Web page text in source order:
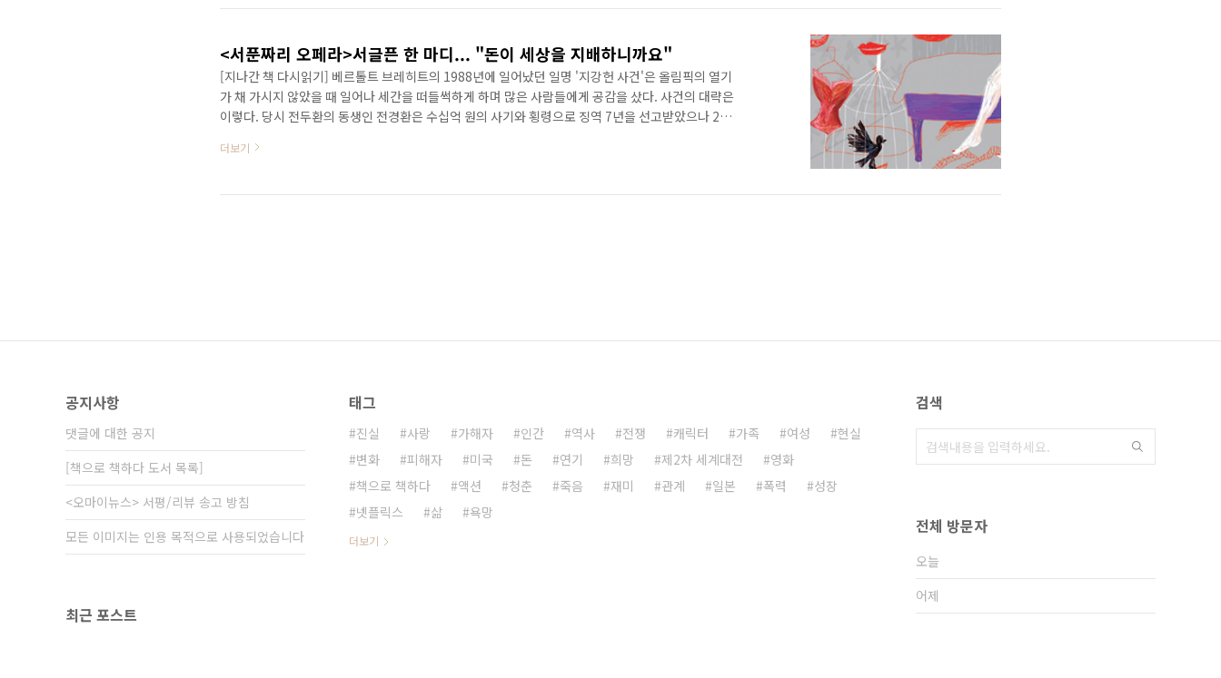
이루고 있다. 이는 오래된 전통 문화에서 기인한 바 강력한 여론의 힘도 한 몫 한다고 할 수 있겠다. 쾌
<서푼짜리 오페라>서글픈 한 마디... "돈이 세상을 지배하니까요"
[지나간 책 다시읽기] 베르톨트 브레히트의 1988년에 일어났던 일명 '지강헌 사건'은 올림픽의 열기
가 채 가시지 않았을 때 일어나 세간을 떠들썩하게 하며 많은 사람들에게 공감을 샀다. 사건의 대략은
이렇다. 당시 전두환의 동생인 전경환은 수십억 원의 사기와 횡령으로 징역 7년을 선고받았으나 2년
10~20년의 형량을 받았다. 이에 지강헌을 비롯한 12명의 미결수는 집단으로 탈주해 인질극을 벌이
'홀리데이'를 들으면서 깨진 유리로 자기 목을 그었다. 그리고 곧바로 경찰의 총에 맞고 죽었다. "돈 없
더보기
공지사항
댓글에 대한 공지
[책으로 책하다 도서 목록]
<오마이뉴스> 서평/리뷰 송고 방침
모든 이미지는 인용 목적으로 사용되었습니다
최근 포스트
태그
진실 사랑 가해자 인간 역사 전쟁 캐릭터 가족 여성
현실
변화
피해자 미국 돈 연기 희망 제2차 세계대전
영화
책으로 책하다
액션 청춘 죽음 재미 관계 일본 폭력
성장
넷플릭스
삶 욕망
더보기
검색
전체 방문자
오늘
어제